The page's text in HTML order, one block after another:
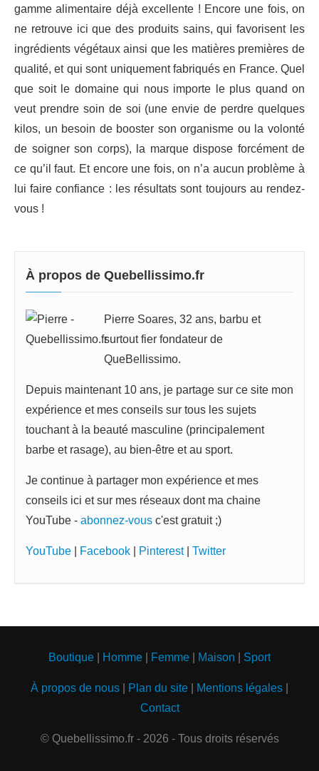
gamme alimentaire déjà excellente ! Encore une fois, on
ne retrouve ici que des produits sains, qui favorisent les
ingrédients végétaux ainsi que les matières premières de
qualité, et qui sont uniquement fabriqués en France. Quel
que soit le domaine qui nous importe le plus quand on
veut prendre soin de soi (une envie de perdre quelques
kilos, un besoin de booster son organisme ou la volonté
de soigner son corps), la marque dispose forcément de
ce qu’il faut. Et encore une fois, on n’a aucun problème à
lui faire confiance : les résultats sont toujours au rendez-
vous !
À propos de Quebellissimo.fr
Pierre Soares, 32 ans, barbu et
surtout fier fondateur de
QueBellissimo.
Depuis maintenant 10 ans, je partage sur ce site mon
expérience et mes conseils sur tous les sujets
touchant à la beauté masculine (principalement
barbe et rasage), au bien-être et au sport.
Je continue à partager mon expérience et mes
conseils ici et sur mes réseaux dont ma chaine
YouTube - abonnez-vous c'est gratuit ;)
YouTube Facebook Pinterest| Twitter
Boutique Homme Femme Maison Sport
À propos de nous Plan du site Mentions légales
Contact
© Quebellissimo.fr - 2026 - Tous droits réservés